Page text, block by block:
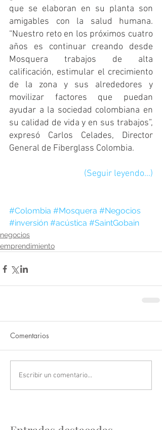
que se elaboran en su planta son
amigables con la salud humana.
“Nuestro reto en los próximos cuatro
años es continuar creando desde
Mosquera trabajos de alta
calificación, estimular el crecimiento
de la zona y sus alrededores y
movilizar factores que puedan
ayudar a la sociedad colombiana en
su calidad de vida y en sus trabajos”,
expresó Carlos Celades, Director
General de Fiberglass Colombia.
(Seguir leyendo...)
#Colombia #Mosquera #Negocios
#inversión #acústica #SaintGobain
negocios
emprendimiento
Comentarios
Escribir un comentario...